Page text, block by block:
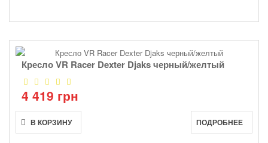
Кресло VR Racer Dexter Djaks черный/желтый
4 419 грн
В КОРЗИНУ ПОДРОБНЕЕ